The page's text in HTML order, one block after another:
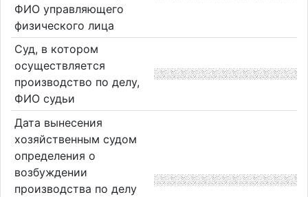
ФИО управляющего
физического лица
Суд, в котором
осуществляется
производство по делу,
ФИО судьи
Дата вынесения
хозяйственным судом
определения о
возбуждении
производства по делу